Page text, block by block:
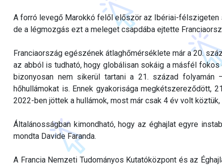
A forró levegő Marokkó felől először az Ibériai-
de a légmozgás ezt a meleget csapdába ejtette
Franciaország egészének átlaghőmérséklete már a 20.
az abból is tudható, hogy globálisan sokáig a másfél
bizonyosan nem sikerül tartani a 21. század
hőhullámokat is. Ennek gyakorisága megkétszereződött,
2022-ben jöttek a hullámok, most már csak 4 év volt
Általánosságban kimondható, hogy az éghajlat egyre
mondta Davide Faranda.
A Francia Nemzeti Tudományos Kutatóközpont és az